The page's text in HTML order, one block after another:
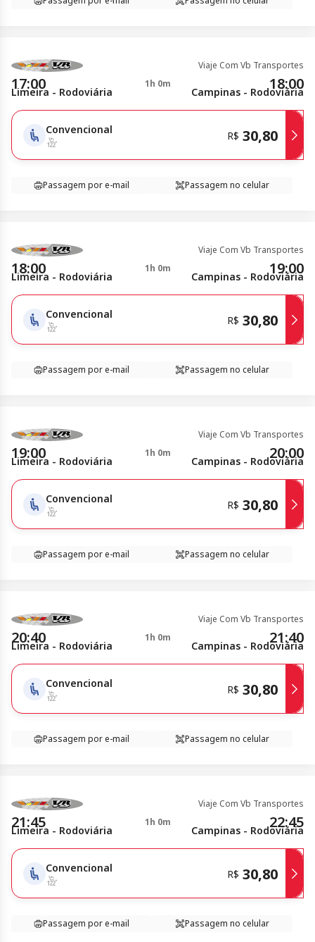
Viaje Com Vb Transportes
17:00 1h 0m 18:00
Limeira - Rodoviária Campinas - Rodoviária
Convencional R$ 30,80
Passagem por e-mail Passagem no celular
Viaje Com Vb Transportes
18:00 1h 0m 19:00
Limeira - Rodoviária Campinas - Rodoviária
Convencional R$ 30,80
Passagem por e-mail Passagem no celular
Viaje Com Vb Transportes
19:00 1h 0m 20:00
Limeira - Rodoviária Campinas - Rodoviária
Convencional R$ 30,80
Passagem por e-mail Passagem no celular
Viaje Com Vb Transportes
20:40 1h 0m 21:40
Limeira - Rodoviária Campinas - Rodoviária
Convencional R$ 30,80
Passagem por e-mail Passagem no celular
Viaje Com Vb Transportes
21:45 1h 0m 22:45
Limeira - Rodoviária Campinas - Rodoviária
Convencional R$ 30,80
Passagem por e-mail Passagem no celular